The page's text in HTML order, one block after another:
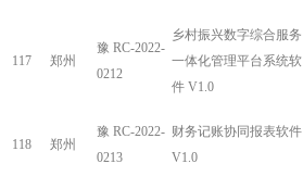
117 郑州
豫 RC-2022-
0212
乡村振兴数字综合服务
一体化管理平台系统软
件 V1.0
118 郑州
豫 RC-2022-
0213
财务记账协同报表软件
V1.0